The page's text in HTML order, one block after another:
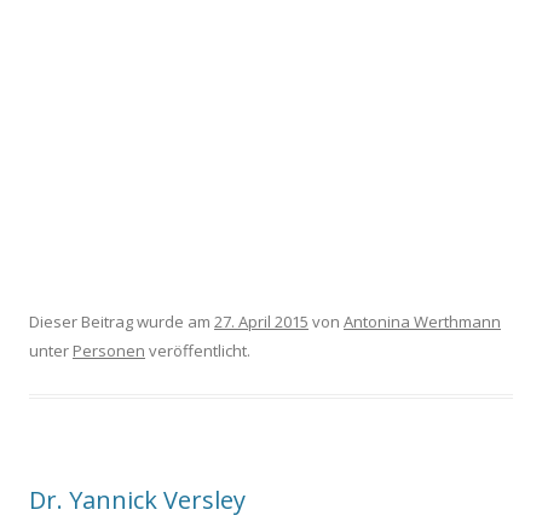
Dieser Beitrag wurde am 27. April 2015 von Antonina Werthmann
unter Personen veröffentlicht.
Dr. Yannick Versley